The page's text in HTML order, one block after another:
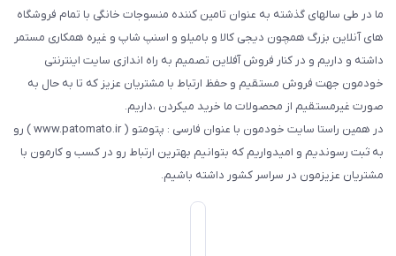
ما در طی سالهای گذشته به عنوان تامین کننده منسوجات خانگی با تمام فروشگاه
های آنلاین بزرگ همچون دیجی کالا و بامیلو و اسنپ شاپ و غیره همکاری مستمر
داشته و داریم و در کنار فروش آفلاین تصمیم به راه اندازی سایت اینترنتی
خودمون جهت فروش مستقیم و حفظ ارتباط با مشتریان عزیز که تا به حال به
صورت غیرمستقیم از محصولات ما خرید میکردن ،داریم.
در همین راستا سایت خودمون با عنوان فارسی : پتومتو ( www.patomato.ir ) رو
به ثبت رسوندیم و امیدواریم که بتوانیم بهترین ارتباط رو در کسب و کارمون با
مشتریان عزیزمون در سراسر کشور داشته باشیم.